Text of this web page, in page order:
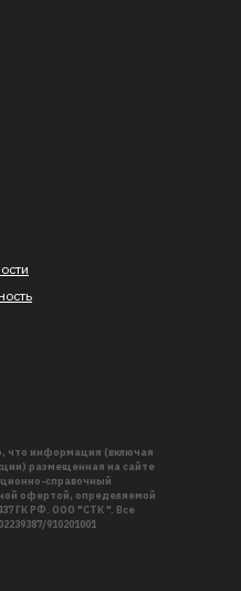
что информация (включая
размещенная на сайте
справочный
офертой, определяемой
ГК РФ. ООО "СТК ". Все
910201001